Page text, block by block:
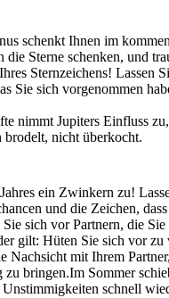
schenkt Ihnen im
Sterne schenken, und
Sternzeichens! Lassen
Sie sich vorgenommen
nimmt Jupiters Einfluss
nicht überkocht.
ein Zwinkern zu!
und die Zeichen,
sich vor Partnern, die
gilt: Hüten Sie sich vor
Nachsicht mit Ihrem
bringen.Im Sommer
schnell